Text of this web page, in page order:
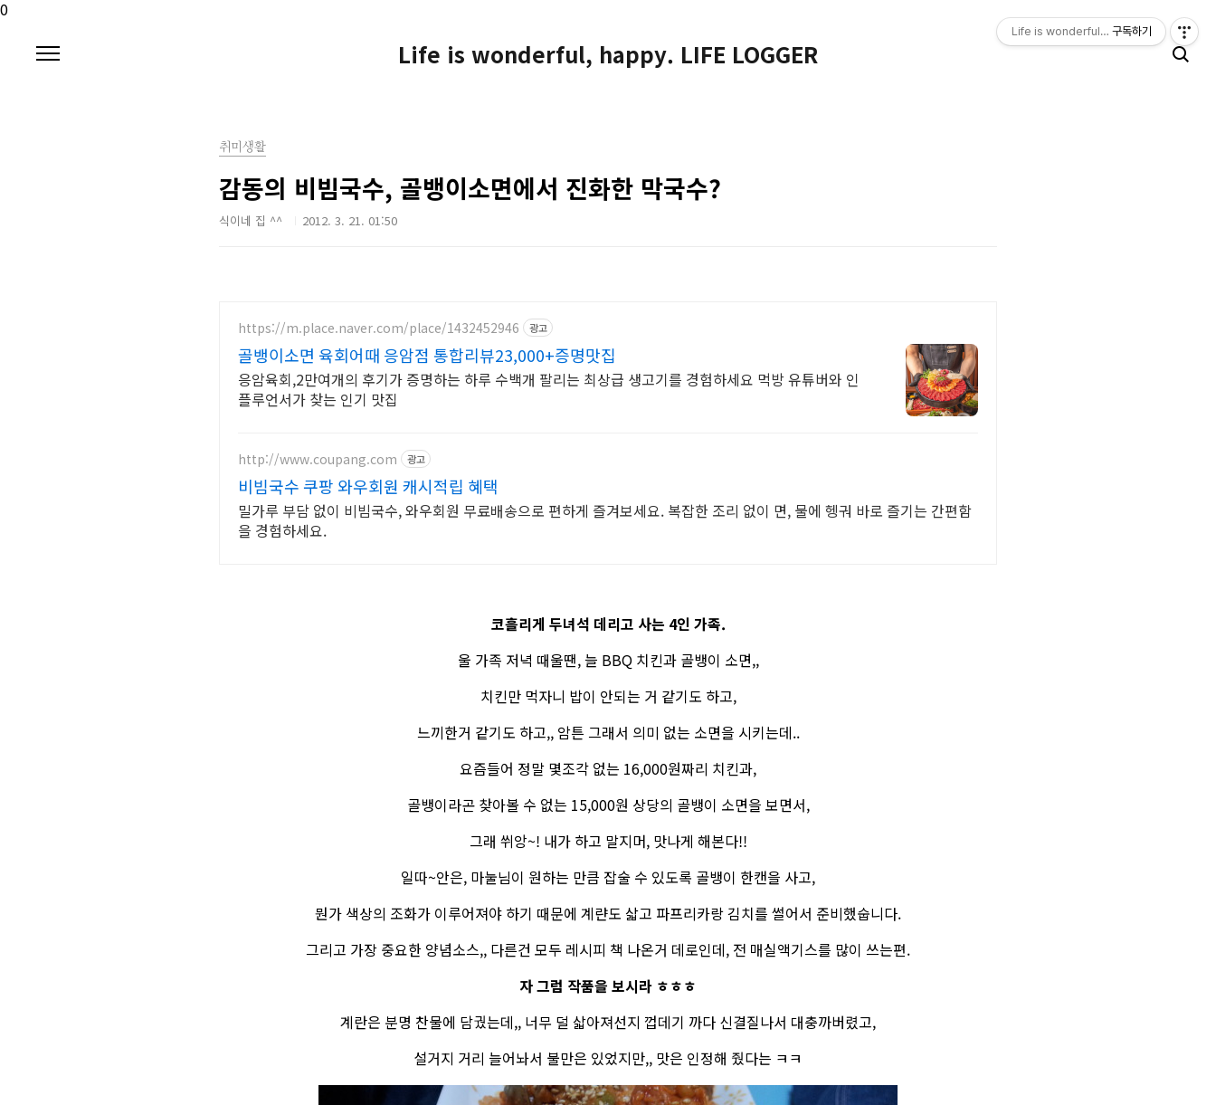
0
본문 바로가기
Life is wonderful, happy. LIFE LOGGER
취미생활
감동의 비빔국수, 골뱅이소면에서 진화한 막국수?
식이네 집 ^^ 2012. 3. 21. 01:50
https://m.place.naver.com/place/1432452946 광고
골뱅이소면 육회어때 응암점 통합리뷰23,000+증명맛집
응암육회,2만여개의 후기가 증명하는 하루 수백개 팔리는 최상급 생고기를 경험하세요 먹방 유튜버와 인
플루언서가 찾는 인기 맛집
http://www.coupang.com 광고
비빔국수 쿠팡 와우회원 캐시적립 혜택
밀가루 부담 없이 비빔국수, 와우회원 무료배송으로 편하게 즐겨보세요. 복잡한 조리 없이 면, 물에 헹궈 바로 즐기는 간편함
을 경험하세요.
코흘리게 두녀석 데리고 사는 4인 가족.
울 가족 저녁 때울땐, 늘 BBQ 치킨과 골뱅이 소면,,
치킨만 먹자니 밥이 안되는 거 같기도 하고,
느끼한거 같기도 하고,, 암튼 그래서 의미 없는 소면을 시키는데..
요즘들어 정말 몇조각 없는 16,000원짜리 치킨과,
골뱅이라곤 찾아볼 수 없는 15,000원 상당의 골뱅이 소면을 보면서,
그래 쒸앙~! 내가 하고 말지머, 맛나게 해본다!!
일따~안은, 마눌님이 원하는 만큼 잡술 수 있도록 골뱅이 한캔을 사고,
뭔가 색상의 조화가 이루어져야 하기 때문에 계랸도 삷고 파프리카랑 김치를 썰어서 준비했숩니다.
그리고 가장 중요한 양념소스,, 다른건 모두 레시피 책 나온거 데로인데, 전 매실액기스를 많이 쓰는편.
자 그럼 작품을 보시라 ㅎㅎㅎ
계란은 분명 찬물에 담궜는데,, 너무 덜 삷아져선지 껍데기 까다 신결질나서 대충까버렸고,
설거지 거리 늘어놔서 불만은 있었지만,, 맛은 인정해 줬다는 ㅋㅋ
Life is wonderful, happy. LIFE LOGGER
구독하기